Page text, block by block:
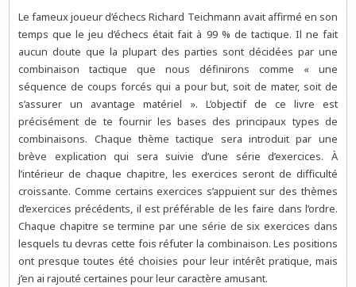
Le fameux joueur d’échecs Richard Teichmann avait affirmé en son
temps que le jeu d’échecs était fait à 99 % de tactique. Il ne fait
aucun doute que la plupart des parties sont décidées par une
combinaison tactique que nous définirons comme « une
séquence de coups forcés qui a pour but, soit de mater, soit de
s’assurer un avantage matériel ». L’objectif de ce livre est
précisément de te fournir les bases des principaux types de
combinaisons. Chaque thème tactique sera introduit par une
brève explication qui sera suivie d’une série d’exercices. À
l’intérieur de chaque chapitre, les exercices seront de difficulté
croissante. Comme certains exercices s’appuient sur des thèmes
d’exercices précédents, il est préférable de les faire dans l’ordre.
Chaque chapitre se termine par une série de six exercices dans
lesquels tu devras cette fois réfuter la combinaison. Les positions
ont presque toutes été choisies pour leur intérêt pratique, mais
j’en ai rajouté certaines pour leur caractère amusant.